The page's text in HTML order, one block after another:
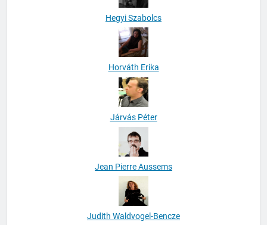
Hegyi Szabolcs
Horváth Erika
Járvás Péter
Jean Pierre Aussems
Judith Waldvogel-Bencze